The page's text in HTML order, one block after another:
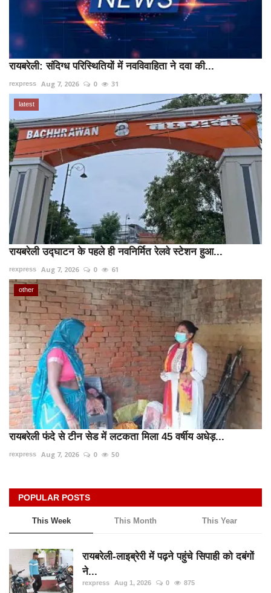
रायबरेली: संदिग्ध परिस्थितियों में नवविवाहिता ने दवा की...
rexpress Aug 7, 2026 0 31
latest
रायबरेली उद्घाटन के पहले ही नवनिर्मित रेलवे स्टेशन हुआ...
rexpress Aug 7, 2026 0 61
other
रायबरेली फंदे से टीन सेड में लटकता मिला 45 वर्षीय अधेड़...
rexpress Aug 7, 2026 0 50
POPULAR POSTS
This Week This Month This Year
रायबरेली-लाइब्रेरी में पढ़ने पहुंचे सिपाही को दबंगों
ने...
rexpress Aug 1, 2026 0 875